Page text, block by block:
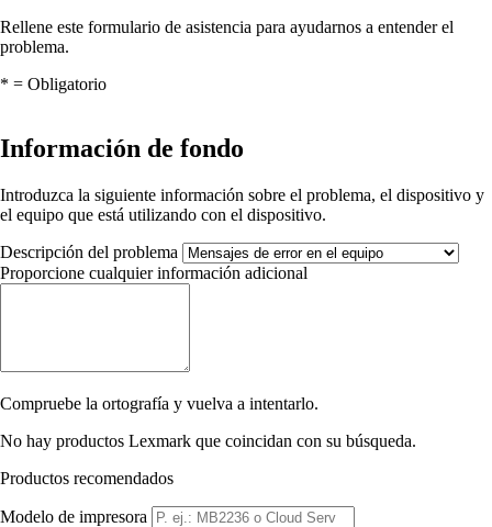
Rellene este formulario de asistencia para ayudarnos a entender el
problema.
* = Obligatorio
Información de fondo
Introduzca la siguiente información sobre el problema, el dispositivo y
el equipo que está utilizando con el dispositivo.
Descripción del problema
Proporcione cualquier información adicional
Compruebe la ortografía y vuelva a intentarlo.
No hay productos Lexmark que coincidan con su búsqueda.
Productos recomendados
Modelo de impresora